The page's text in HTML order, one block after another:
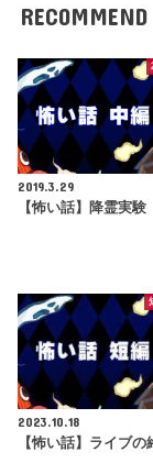
RECOMMEND
2019.3.29
【怖い話】降霊実験
2023.10.18
【怖い話】ライブの